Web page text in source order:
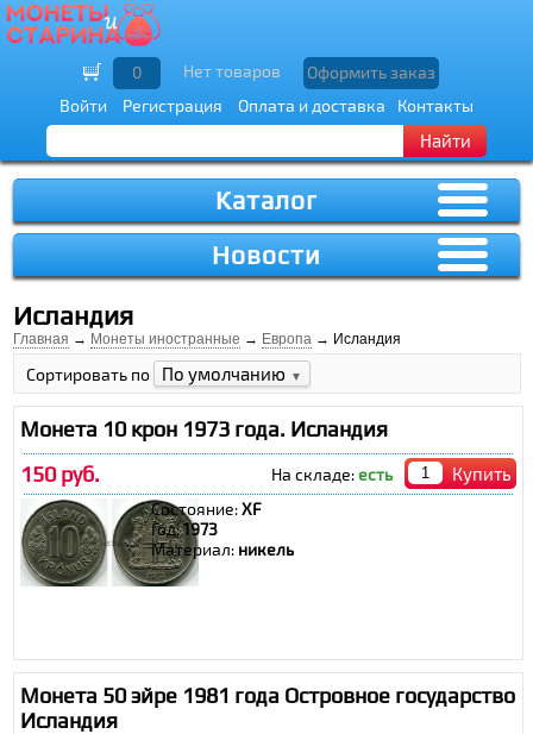
Войти Регистрация Оплата и доставка Контакты
Найти
0 Нет товаров Оформить заказ
Каталог
Новости
Исландия
Главная → Монеты иностранные → Европа → Исландия
Сортировать по По умолчанию ▼
Монета 10 крон 1973 года. Исландия
150 руб.
На складе:есть Купить
Состояние:XF
Год:1973
Материал: никель
Монета 50 эйре 1981 года Островное государство
Исландия